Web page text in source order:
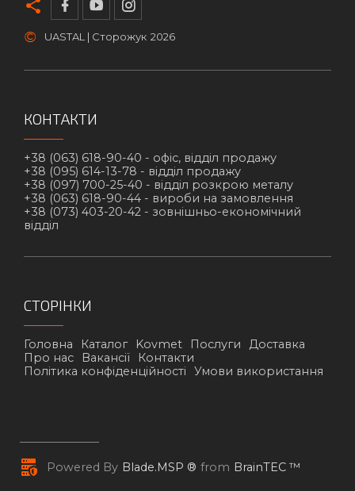
© UASTAL | Сторожук 2026
КОНТАКТИ
+38 (063) 618-90-40 - офіс, відділ продажу
+38 (095) 614-13-78 - відділ продажу
+38 (097) 700-25-40 - відділ розкрою металу
+38 (063) 618-90-44 - вироби на замовлення
+38 (073) 403-20-42 - зовнішньо-економічний
відділ
СТОРІНКИ
Головна Каталог Kovmet Послуги
Доставка
Про нас
Вакансії
Контакти
Політика конфіденційності
Умови використання
Powered By Blade.MSP ® from BrainTEC ™